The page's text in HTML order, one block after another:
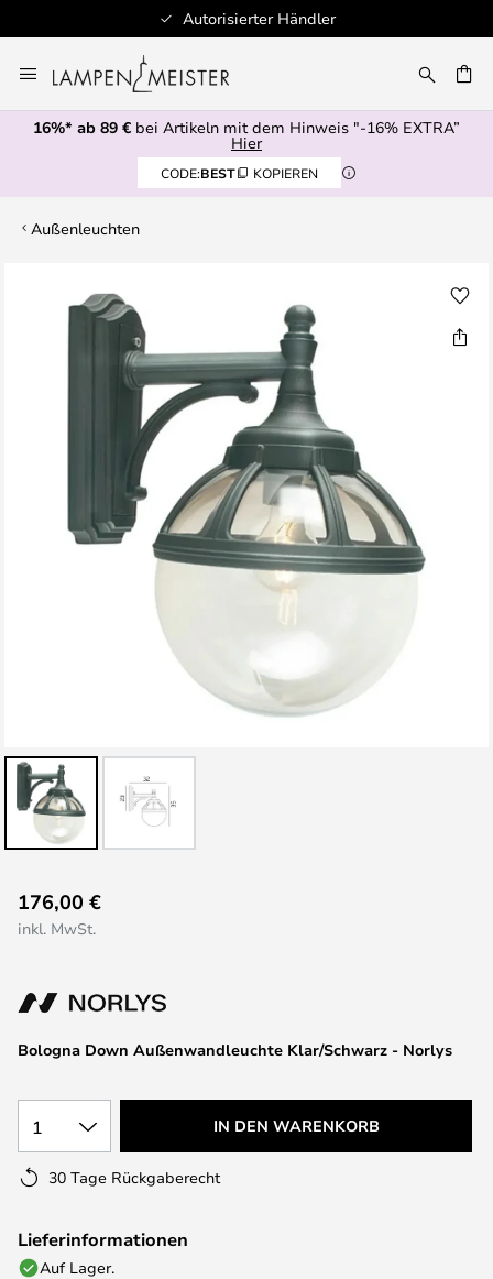
Autorisierter Händler
Inhalt
springen
16%* ab 89 € bei Artikeln mit dem Hinweis "-16% EXTRA”
Hier
CODE:BEST KOPIEREN
Außenleuchten
Anfang
der
springen
Bologna Down Außenwandleuchte Klar/Schwarz - Norlys
176,00 €
inkl. MwSt.
1 IN DEN WARENKORB
30 Tage Rückgaberecht
Lieferinformationen
Auf Lager.